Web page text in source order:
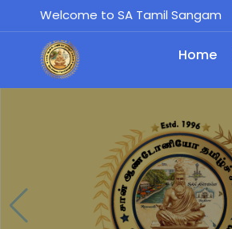
Welcome to SA Tamil Sangam
Home